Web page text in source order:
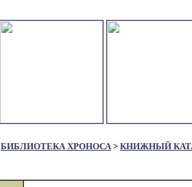
БИБЛИОТЕКА ХРОНОСА> КНИЖНЫЙ